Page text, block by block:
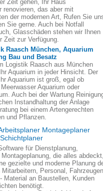
Zeit gehen, Ihr Haus
renovieren, das aber mit
der modernen Art, Rufen Sie
Sie gerne. Auch bei Notfall
Glasschäden stehen wir Ihnen
Zeit zur Verfügung.
Raasch München, Aquarium
Bau und Besatz
Logistik Raasch aus München
Aquarium in jeder Hinsicht. Der
Aquarium ist groß, egal ob
Aquarium oder
Auch bei der Wartung
Instandhaltung der Anlage
bei einem Artengerechten
und Pflanzen.
Montageplaner
für Dienstplanung,
die alles
gezielte und moderne Planung
Mitarbeitern, Personal, Fahrzeugen
Material an Baustellen, Kunden
benötigt.